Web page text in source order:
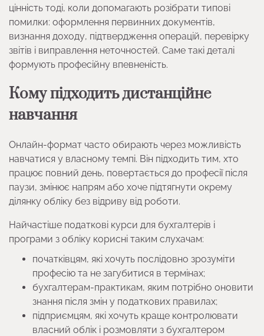
цінність тоді, коли допомагають розібрати типові
помилки: оформлення первинних документів,
визнання доходу, підтвердження операцій, перевірку
звітів і виправлення неточностей. Саме такі деталі
формують професійну впевненість.
Кому підходить дистанційне
навчання
Онлайн-формат часто обирають через можливість
навчатися у власному темпі. Він підходить тим, хто
працює повний день, повертається до професії після
паузи, змінює напрям або хоче підтягнути окрему
ділянку обліку без відриву від роботи.
Найчастіше податкові курси для бухгалтерів і
програми з обліку корисні таким слухачам:
початківцям, які хочуть послідовно зрозуміти
професію та не загубитися в термінах;
бухгалтерам-практикам, яким потрібно оновити
знання після змін у податкових правилах;
підприємцям, які хочуть краще контролювати
власний облік і розмовляти з бухгалтером